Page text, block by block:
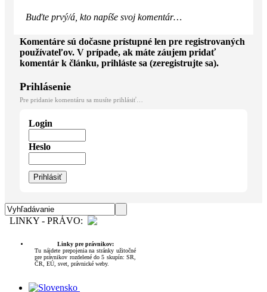
Buďte prvý/á, kto napíše svoj komentár…
Komentáre sú dočasne prístupné len pre registrovaných
používateľov. V prípade, ak máte záujem pridať
komentár k článku, prihláste sa (zeregistrujte sa).
Prihlásenie
Pre pridanie komentáru sa musíte prihlásiť…
Login
Heslo
LINKY - PRÁVO:
Linky pre právnikov:
Tu nájdete prepojenia na stránky užitočné
pre právnikov rozdelené do 5 skupín: SR,
ČR, EÚ, svet, právnické weby.